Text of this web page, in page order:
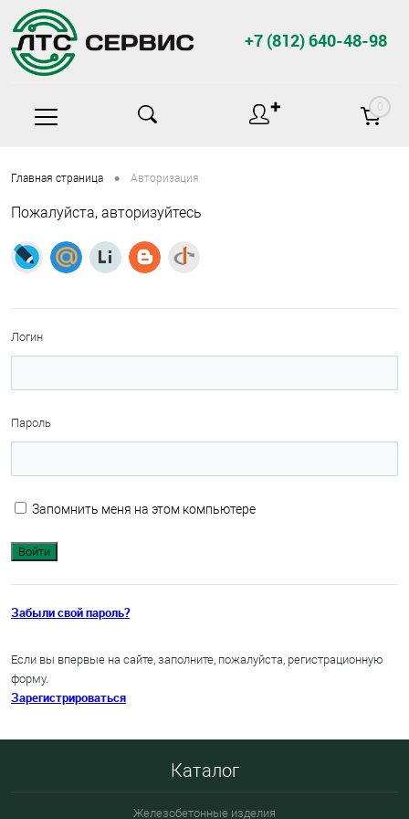
+7 (812) 640-48-98
✚ 0
Главная страница • Авторизация
Пожалуйста, авторизуйтесь
Логин
Пароль
Запомнить меня на этом компьютере
Забыли свой пароль?
Если вы впервые на сайте, заполните, пожалуйста, регистрационную
форму.
Зарегистрироваться
Каталог
Железобетонные изделия